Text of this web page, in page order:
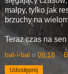
małpy, tylko jak
brzuchy na
Teraz czas na
bat-i-bal o 08:18
Udostępnij